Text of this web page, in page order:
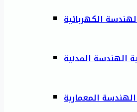
الكهربائية
الهندسة المدنية
المعمارية